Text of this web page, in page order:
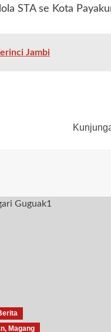
STA se Kota
Jambi
Magang